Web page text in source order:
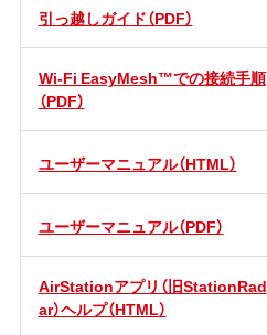
引っ越しガイド（PDF）
Wi-Fi EasyMesh™での接続手順
（PDF）
ユーザーマニュアル（HTML）
ユーザーマニュアル（PDF）
AirStationアプリ（旧StationRad
ar）ヘルプ（HTML）